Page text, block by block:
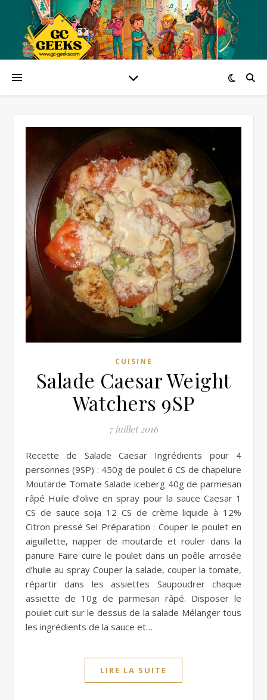
CUISINE
Salade Caesar Weight
Watchers 9SP
7 juillet 2016
personnes (9SP) : 450g de poulet 6 CS de chapelure
Moutarde Tomate Salade iceberg 40g de parmesan
râpé Huile d’olive en spray pour la sauce Caesar 1
CS de sauce soja 12 CS de crème liquide à 12%
Citron pressé Sel Préparation : Couper le poulet en
aiguillette, napper de moutarde et rouler dans la
panure Faire cuire le poulet dans un poêle arrosée
d’huile au spray Couper la salade, couper la tomate,
répartir dans les assiettes Saupoudrer chaque
assiette de 10g de parmesan râpé. Disposer le
poulet cuit sur le dessus de la salade Mélanger tous
les ingrédients de la sauce et…
LIRE LA SUITE